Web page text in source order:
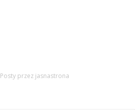
Posty przez jasnastrona